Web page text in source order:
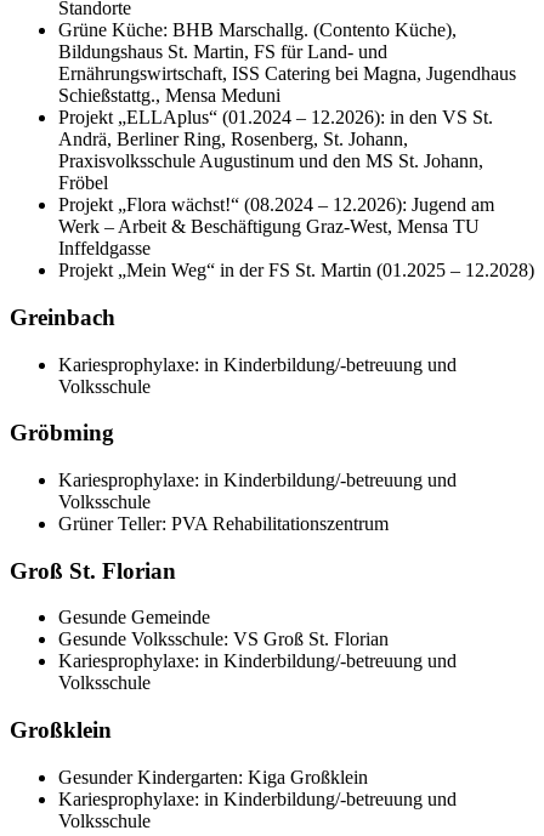
Standorte
Grüne Küche: BHB Marschallg. (Contento Küche),
Bildungshaus St. Martin, FS für Land- und
Ernährungswirtschaft, ISS Catering bei Magna, Jugendhaus
Schießstattg., Mensa Meduni
Projekt „ELLAplus“ (01.2024 – 12.2026): in den VS St.
Andrä, Berliner Ring, Rosenberg, St. Johann,
Praxisvolksschule Augustinum und den MS St. Johann,
Fröbel
Projekt „Flora wächst!“ (08.2024 – 12.2026): Jugend am
Werk – Arbeit & Beschäftigung Graz-West, Mensa TU
Inffeldgasse
Projekt „Mein Weg“ in der FS St. Martin (01.2025 – 12.2028)
Greinbach
Kariesprophylaxe: in Kinderbildung/-betreuung und
Volksschule
Gröbming
Kariesprophylaxe: in Kinderbildung/-betreuung und
Volksschule
Grüner Teller: PVA Rehabilitationszentrum
Groß St. Florian
Gesunde Gemeinde
Gesunde Volksschule: VS Groß St. Florian
Kariesprophylaxe: in Kinderbildung/-betreuung und
Volksschule
Großklein
Gesunder Kindergarten: Kiga Großklein
Kariesprophylaxe: in Kinderbildung/-betreuung und
Volksschule